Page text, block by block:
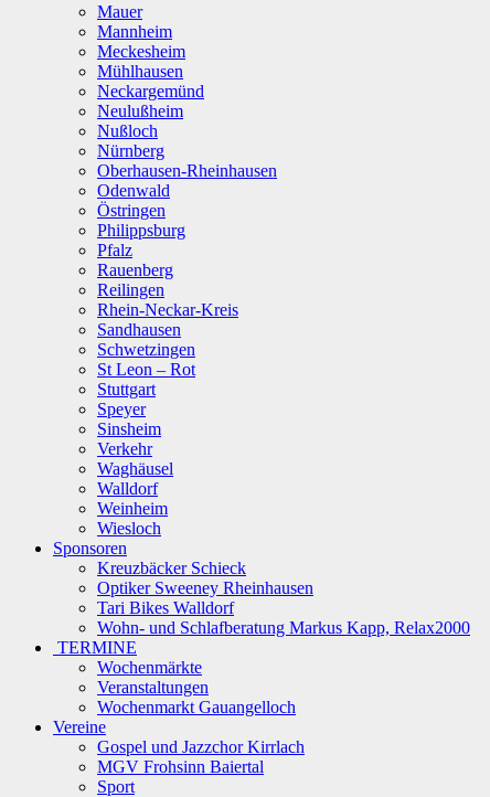
Mauer
Mannheim
Meckesheim
Mühlhausen
Neckargemünd
Neulußheim
Nußloch
Nürnberg
Oberhausen-Rheinhausen
Odenwald
Östringen
Philippsburg
Pfalz
Rauenberg
Reilingen
Rhein-Neckar-Kreis
Sandhausen
Schwetzingen
St Leon – Rot
Stuttgart
Speyer
Sinsheim
Verkehr
Waghäusel
Walldorf
Weinheim
Wiesloch
Sponsoren
Kreuzbäcker Schieck
Optiker Sweeney Rheinhausen
Tari Bikes Walldorf
Wohn- und Schlafberatung Markus Kapp, Relax2000
TERMINE
Wochenmärkte
Veranstaltungen
Wochenmarkt Gauangelloch
Vereine
Gospel und Jazzchor Kirrlach
MGV Frohsinn Baiertal
Sport